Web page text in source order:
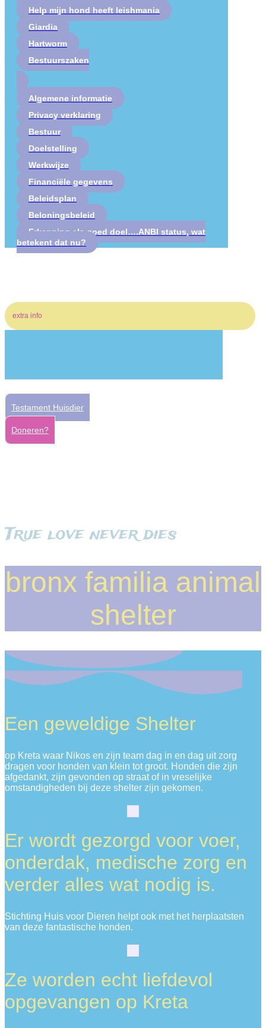
Help mijn hond heeft leishmania
Giardia
Hartworm
Bestuurszaken
Algemene informatie
Privacy verklaring
Bestuur
Doelstelling
Werkwijze
Financiële gegevens
Beleidsplan
Beloningsbeleid
Erkenning als goed doel….ANBI status, wat
betekent dat nu?
extra info
Testament Huisdier
Doneren?
True love never dies
bronx familia animal
shelter
Een geweldige Shelter
op Kreta waar Nikos en zijn team dag in en dag uit zorg
dragen voor honden van klein tot groot. Honden die zijn
afgedankt, zijn gevonden op straat of in vreselijke
omstandigheden bij deze shelter zijn gekomen.
Er wordt gezorgd voor voer,
onderdak, medische zorg en
verder alles wat nodig is.
Stichting Huis voor Dieren helpt ook met het herplaatsten
van deze fantastische honden.
Ze worden echt liefdevol
opgevangen op Kreta